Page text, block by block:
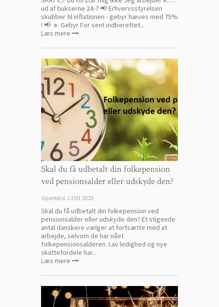
ud af bukserne 24-7 📢 Erhvervsstyrelsen
skubber til inflationen - gebyr hæves med 75%
! 📢 🔹 Gebyr For sent indberettet...
Læs mere
Skal du få udbetalt din folkepension
ved pensionsalder eller udskyde den?
Oprettet d. 13/01 2025
Skal du få udbetalt din folkepension ved
pensionsalder eller udskyde den? Et stigende
antal danskere vælger at fortsætte med at
arbejde, selvom de har nået
folkepensionsalderen. Lav ledighed og nye
skattefordele har...
Læs mere